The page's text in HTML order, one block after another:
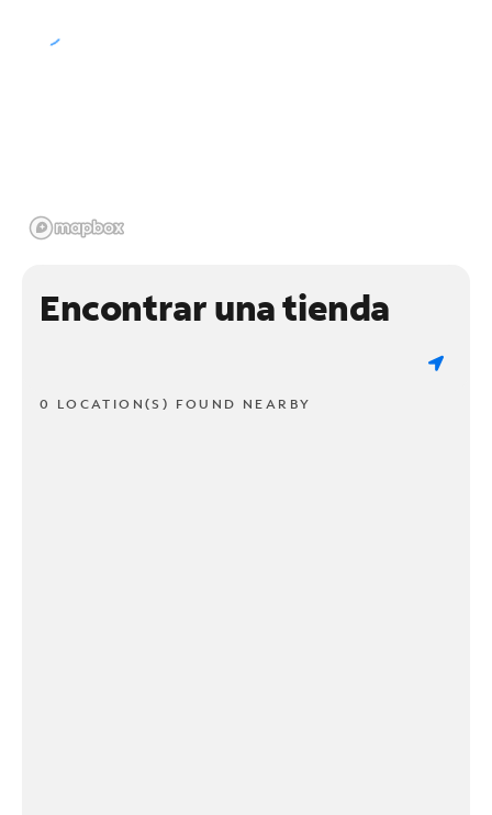
Encontrar una tienda
0 LOCATION(S) FOUND NEARBY